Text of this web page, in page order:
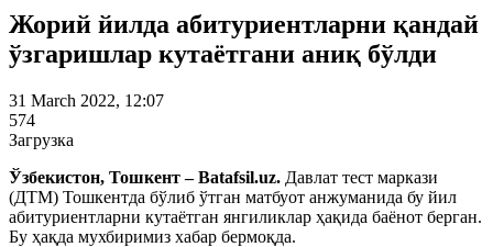
Жорий йилда абитуриентларни қандай
ўзгаришлар кутаётгани аниқ бўлди
31 March 2022, 12:07
574
Загрузка
Ўзбекистон, Тошкент – Batafsil.uz. Давлат тест маркази
(ДТМ) Тошкентда бўлиб ўтган матбуот анжуманида бу йил
абитуриентларни кутаётган янгиликлар ҳақида баёнот берган.
Бу ҳақда мухбиримиз хабар бермоқда.